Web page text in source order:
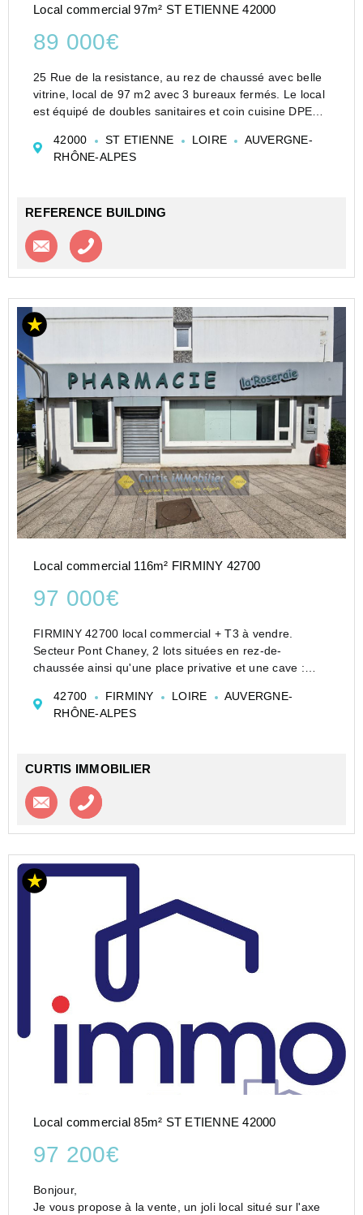
Local commercial 97m² ST ETIENNE 42000
89 000€
25 Rue de la resistance, au rez de chaussé avec belle
vitrine, local de 97 m2 avec 3 bureaux fermés. Le local
est équipé de doubles sanitaires et coin cuisine DPE
42000
ST ETIENNE LOIRE
AUVERGNE-
RHÔNE-ALPES
REFERENCE BUILDING
Contacter l'agence
Local commercial 116m² FIRMINY 42700
97 000€
FIRMINY 42700 local commercial + T3 à vendre.
Secteur Pont Chaney, 2 lots situées en rez-de-
chaussée ainsi qu'une place privative et une cave :
comprenant cuisine indépendante, séjour avec balcon,
2 chambre...
42700 FIRMINY LOIRE
AUVERGNE-
RHÔNE-ALPES
CURTIS IMMOBILIER
Contacter l'agence
Local commercial 85m² ST ETIENNE 42000
97 200€
Bonjour,
Je vous propose à la vente, un joli local situé sur l'axe